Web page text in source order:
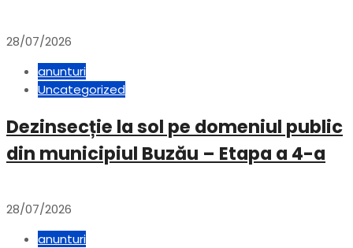
28/07/2026
anunturi
Uncategorized
Dezinsecție la sol pe domeniul public
din municipiul Buzău – Etapa a 4-a
28/07/2026
anunturi